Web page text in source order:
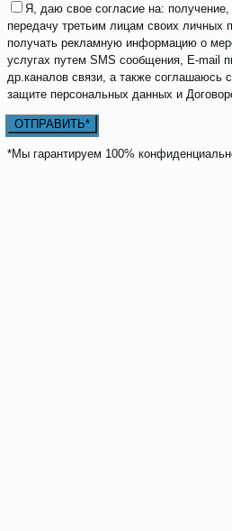
Я, даю свое согласие на: получение,
передачу третьим лицам своих личных
получать рекламную информацию о
услугах путем SMS сообщения, E-mail
др.каналов связи, а также соглашаюсь
защите персональных данных и
*Мы гарантируем 100%